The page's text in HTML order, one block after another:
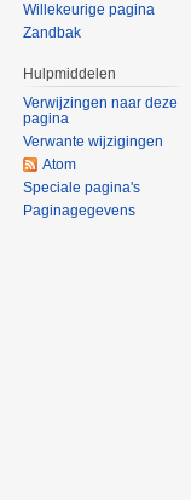
Willekeurige pagina
Zandbak
Hulpmiddelen
Verwijzingen naar deze
pagina
Verwante wijzigingen
Atom
Speciale pagina's
Paginagegevens